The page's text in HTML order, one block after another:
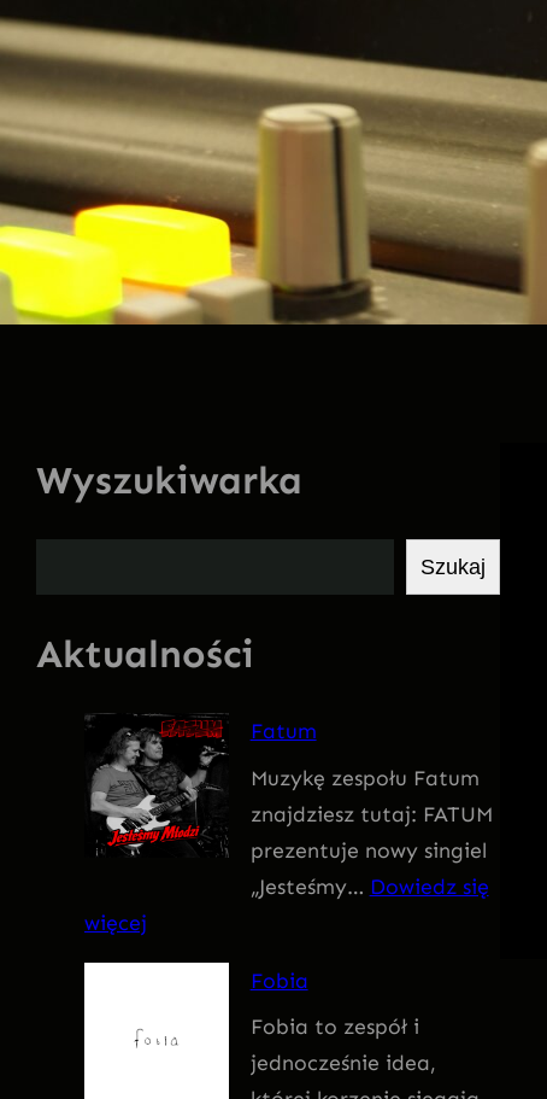
Wyszukiwarka
z
k
Szukaj
Aktualności
Fatum
Muzykę zespołu Fatum
znajdziesz tutaj: FATUM
prezentuje nowy singiel
„Jesteśmy… Dowiedz się
więcej
F
Fobia
Fobia to zespół i
jednocześnie idea,